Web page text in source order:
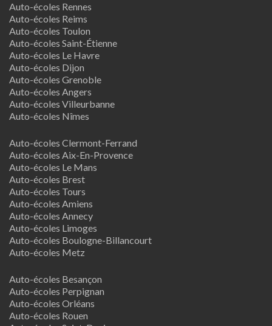
Auto-écoles Rennes
Auto-écoles Reims
Auto-écoles Toulon
Auto-écoles Saint-Étienne
Auto-écoles Le Havre
Auto-écoles Dijon
Auto-écoles Grenoble
Auto-écoles Angers
Auto-écoles Villeurbanne
Auto-écoles Nîmes
Auto-écoles Clermont-Ferrand
Auto-écoles Aix-En-Provence
Auto-écoles Le Mans
Auto-écoles Brest
Auto-écoles Tours
Auto-écoles Amiens
Auto-écoles Annecy
Auto-écoles Limoges
Auto-écoles Boulogne-Billancourt
Auto-écoles Metz
Auto-écoles Besançon
Auto-écoles Perpignan
Auto-écoles Orléans
Auto-écoles Rouen